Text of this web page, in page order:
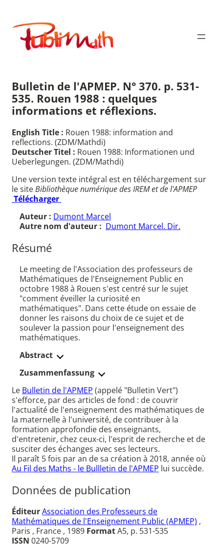
contenu
Publimath
Bulletin de l'APMEP. N° 370. p. 531-
535. Rouen 1988 : quelques
informations et réflexions.
English Title : Rouen 1988: information and
reflections. (ZDM/Mathdi)
Deutscher Titel : Rouen 1988: Informationen und
Ueberlegungen. (ZDM/Mathdi)
Une version texte intégral est en téléchargement sur
le siteBibliothèque numérique des IREM et de l'APMEP
Télécharger
Auteur : Dumont Marcel
Autre nom d'auteur : Dumont Marcel. Dir.
Résumé
Le meeting de l'Association des professeurs de
Mathématiques de l'Enseignement Public en
octobre 1988 à Rouen s'est centré sur le sujet
"comment éveiller la curiosité en
mathématiques". Dans cette étude on essaie de
donner les raisons du choix de ce sujet et de
soulever la passion pour l'enseignement des
mathématiques.
Abstract
Zusammenfassung
Le Bulletin de l'APMEP (appelé "Bulletin Vert")
s'efforce, par des articles de fond : de couvrir
l'actualité de l'enseignement des mathématiques de
la maternelle à l'université, de contribuer à la
formation approfondie des enseignants,
d'entretenir, chez ceux-ci, l'esprit de recherche et de
susciter des échanges avec ses lecteurs.
Il paraît 5 fois par an de sa création à 2018, année où
Au Fil des Maths - le Bullletin de l'APMEP lui succède.
Données de publication
ÉditeurAssociation des Professeurs de
Mathématiques de l'Enseignement Public (APMEP) ,
Paris , France , 1989 FormatA5, p. 531-535
ISSN 0240-5709